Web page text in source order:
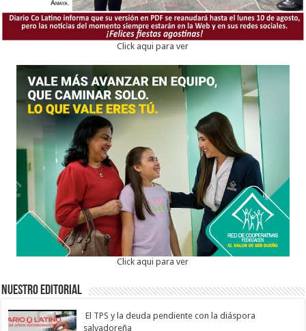
Click aqui para ver
Click aqui para ver
Nuestro Editorial
El TPS y la deuda pendiente con la diáspora
salvadoreña